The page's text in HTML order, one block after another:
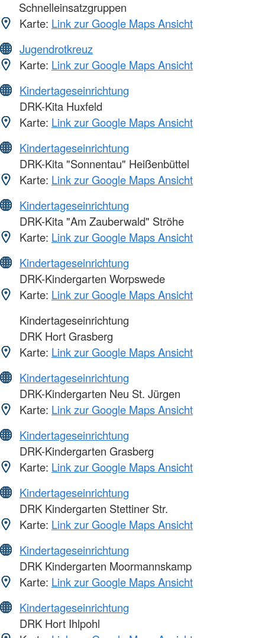
Schnelleinsatzgruppen
Karte: Link zur Google Maps Ansicht
Jugendrotkreuz
Karte: Link zur Google Maps Ansicht
Kindertageseinrichtung
DRK-Kita Huxfeld
Karte: Link zur Google Maps Ansicht
Kindertageseinrichtung
DRK-Kita "Sonnentau" Heißenbüttel
Karte: Link zur Google Maps Ansicht
Kindertageseinrichtung
DRK-Kita "Am Zauberwald" Ströhe
Karte: Link zur Google Maps Ansicht
Kindertageseinrichtung
DRK-Kindergarten Worpswede
Karte: Link zur Google Maps Ansicht
Kindertageseinrichtung
DRK Hort Grasberg
Karte: Link zur Google Maps Ansicht
Kindertageseinrichtung
DRK-Kindergarten Neu St. Jürgen
Karte: Link zur Google Maps Ansicht
Kindertageseinrichtung
DRK-Kindergarten Grasberg
Karte: Link zur Google Maps Ansicht
Kindertageseinrichtung
DRK Kindergarten Stettiner Str.
Karte: Link zur Google Maps Ansicht
Kindertageseinrichtung
DRK Kindergarten Moormannskamp
Karte: Link zur Google Maps Ansicht
Kindertageseinrichtung
DRK Hort Ihlpohl